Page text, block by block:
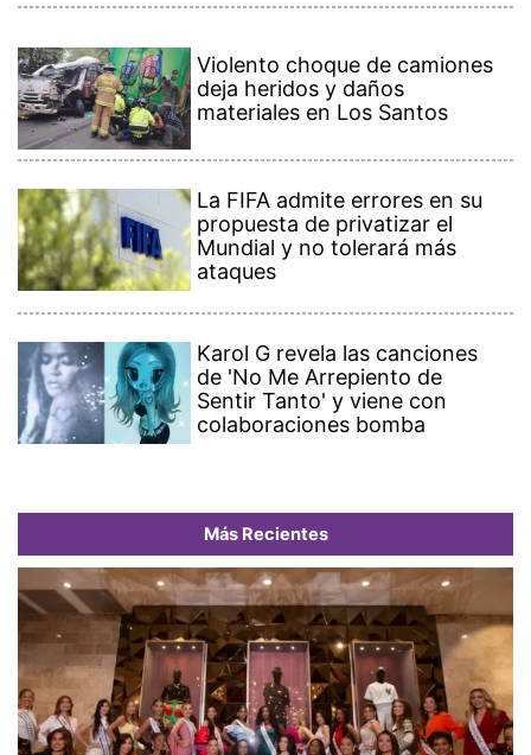
Violento choque de camiones
deja heridos y daños
materiales en Los Santos
La FIFA admite errores en su
propuesta de privatizar el
Mundial y no tolerará más
ataques
Karol G revela las canciones
de 'No Me Arrepiento de
Sentir Tanto' y viene con
colaboraciones bomba
Más Recientes